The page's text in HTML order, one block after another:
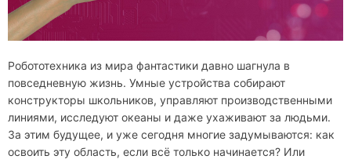
Робототехника из мира фантастики давно шагнула в
повседневную жизнь. Умные устройства собирают
конструкторы школьников, управляют производственными
линиями, исследуют океаны и даже ухаживают за людьми.
За этим будущее, и уже сегодня многие задумываются: как
освоить эту область, если всё только начинается? Или